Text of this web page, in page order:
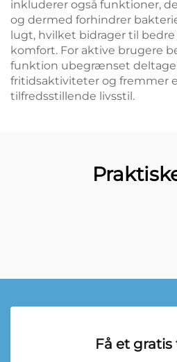
inkluderer også funktioner,
og dermed forhindrer
lugt, hvilket bidrager til
komfort. For aktive brugere
funktion ubegrænset
fritidsaktiviteter og fremmer
tilfredsstillende livsstil.
Få et